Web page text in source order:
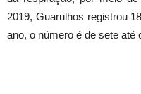
2019, Guarulhos registrou
ano, o número é de sete até